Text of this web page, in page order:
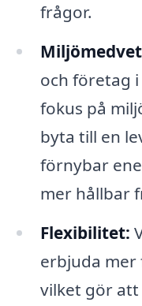
frågor.
och företag
fokus på
byta till en
förnybar
mer hållbar
Flexibilitet:
erbjuda mer
vilket gör att